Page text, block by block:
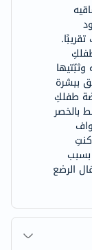
ببشرة
طفلكِ
بالخصر
الرضع